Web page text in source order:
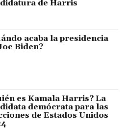
de Harris
acaba la presidencia
Biden?
es Kamala Harris? La
demócrata para las
de Estados Unidos